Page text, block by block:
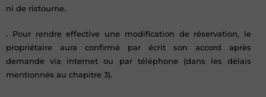
ni de ristourne.
. Pour rendre effective une modification de réservation, le
propriétaire aura confirmé par écrit son accord après
demande via internet ou par téléphone (dans les délais
mentionnés au chapitre 3).